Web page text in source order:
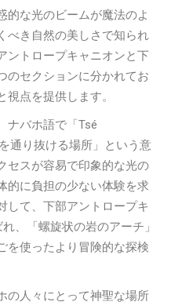
的な光のビームが魔法のよ
べき自然の美しさで知られ
ントロープキャニオンと下
のセクションに分かれてお
点を提供します。
ナバホ語で「Tsé
通り抜ける場所」という意
セスが容易で印象的な光の
的に負担の少ない体験を求
して、下部アントロープキ
、「螺旋状の岩のアーチ」
を使ったより冒険的な探検
の人々にとって神聖な場所